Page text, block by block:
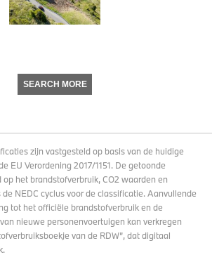
SEARCH MORE
zijn vastgesteld op basis van de huidige
EU Verordening 2017/1151. De getoonde
het brandstofverbruik, CO2 waarden en
NEDC cyclus voor de classificatie. Aanvullende
tot het officiële brandstofverbruik en de
nieuwe personenvoertuigen kan verkregen
van de RDW”, dat digitaal
.